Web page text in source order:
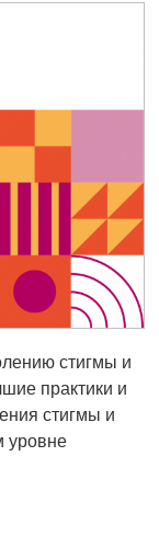
стигмы и
практики и
стигмы и
уровне